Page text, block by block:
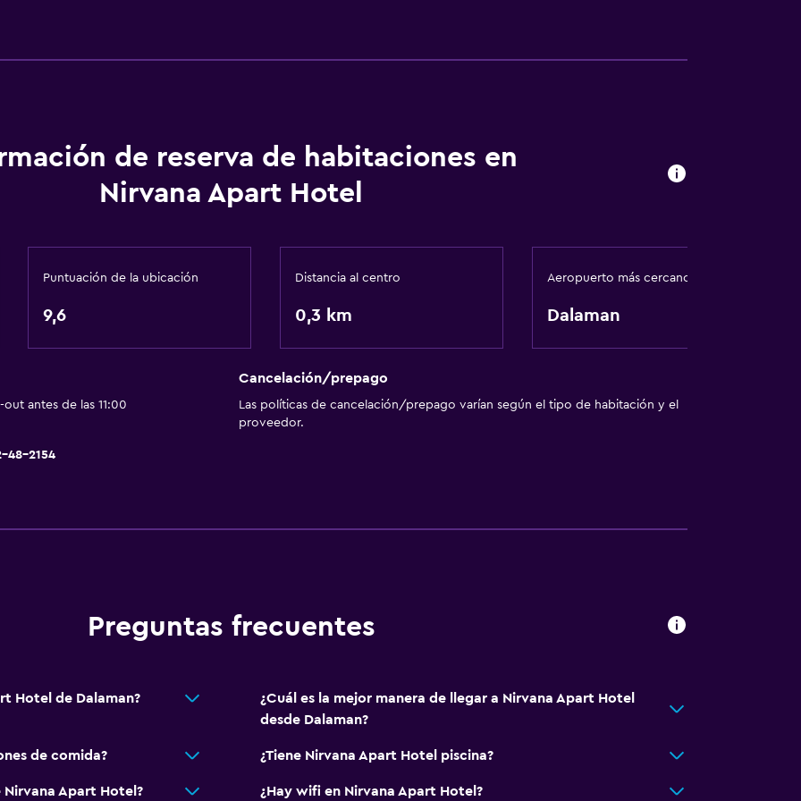
Inodoro adaptado
Papel higiénico
Baño privado
Ducha italiana
Seguridad las 24 horas
Aire libre
Sillas de playa
Terraza
de reserva de habitaciones en
Nirvana Apart Hotel
Puntuación de la ubicación
9,6
Distancia al centro
0,3 km
Aeropuerto más cercano
Dalaman
antes de las 11:00
Cancelación/prepago
Las políticas de cancelación/prepago varían según el tipo de habitación y el
proveedor.
48-2154
Preguntas frecuentes
Hotel de Dalaman?
¿Cuál es la mejor manera de llegar a Nirvana Apart Hotel
desde Dalaman?
de comida? ¿Tiene Nirvana Apart Hotel piscina?
Nirvana Apart Hotel? ¿Hay wifi en Nirvana Apart Hotel?